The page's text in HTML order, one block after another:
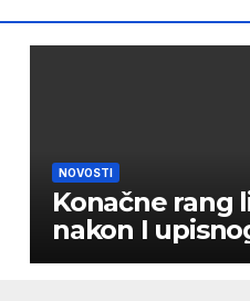
NOVOSTI
Konačne rang
nakon I
roka